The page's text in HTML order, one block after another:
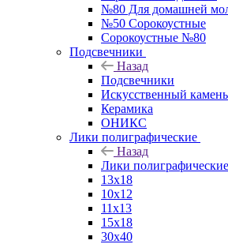
№80 Для домашней
№50 Сорокоустные
Сорокоустные №80
Подсвечники
Назад
Подсвечники
Искусственный камень
Керамика
ОНИКС
Лики полиграфические
Назад
Лики полиграфические
13x18
10x12
11х13
15х18
30x40